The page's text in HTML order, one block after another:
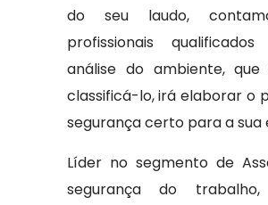
do seu laudo,
profissionais
análise do ambiente,
classificá-lo, irá elaborar o
segurança certo para a sua
Líder no segmento de
segurança do